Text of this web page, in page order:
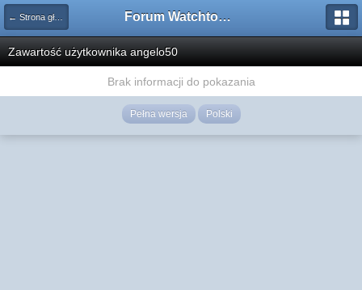
← Strona główna Forum Watchtower
Zawartość użytkownika angelo50
Brak informacji do pokazania
Pełna wersja Polski